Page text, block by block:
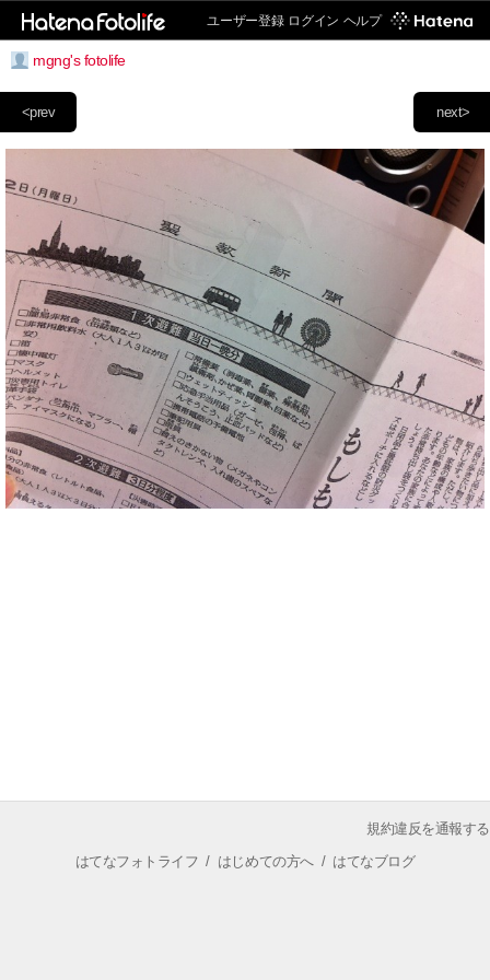
ユーザー登録 ログイン ヘルプ
mgng's fotolife
next>
<prev
規約違反を通報する
はてなフォトライフ / はじめての方へ/ はてなブログ